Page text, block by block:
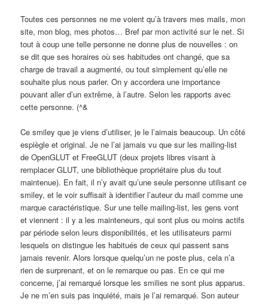
Toutes ces personnes ne me voient qu’à travers mes mails, mon
site, mon blog, mes photos… Bref par mon activité sur le net. Si
tout à coup une telle personne ne donne plus de nouvelles : on
se dit que ses horaires où ses habitudes ont changé, que sa
charge de travail a augmenté, ou tout simplement qu’elle ne
souhaite plus nous parler. On y accordera une importance
pouvant aller d’un extrême, à l’autre. Selon les rapports avec
cette personne. (^&
Ce smiley que je viens d’utiliser, je le l’aimais beaucoup. Un côté
espiègle et original. Je ne l’ai jamais vu que sur les mailing-list
de OpenGLUT et FreeGLUT (deux projets libres visant à
remplacer GLUT, une bibliothèque propriétaire plus du tout
maintenue). En fait, il n’y avait qu’une seule personne utilisant ce
smiley, et le voir suffisait à identifier l’auteur du mail comme une
marque caractéristique. Sur une telle mailing-list, les gens vont
et viennent : il y a les mainteneurs, qui sont plus ou moins actifs
par période selon leurs disponibilités, et les utilisateurs parmi
lesquels on distingue les habitués de ceux qui passent sans
jamais revenir. Alors lorsque quelqu’un ne poste plus, cela n’a
rien de surprenant, et on le remarque ou pas. En ce qui me
concerne, j’ai remarqué lorsque les smilies ne sont plus apparus.
Je ne m’en suis pas inquiété, mais je l’ai remarqué. Son auteur